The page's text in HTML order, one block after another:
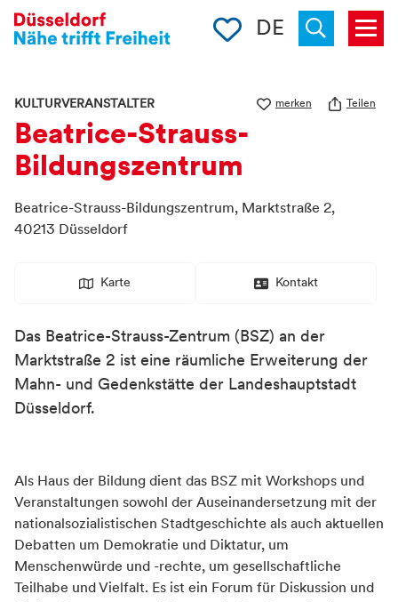
Menü
Merkliste
DE
KULTURVERANSTALTER merken Teilen
Beatrice-Strauss-
Bildungszentrum
Beatrice-Strauss-Bildungszentrum, Marktstraße 2,
40213 Düsseldorf
Karte Kontakt
Das Beatrice-Strauss-Zentrum (BSZ) an der
Marktstraße 2 ist eine räumliche Erweiterung der
Mahn- und Gedenkstätte der Landeshauptstadt
Düsseldorf.
Als Haus der Bildung dient das BSZ mit Workshops und
Veranstaltungen sowohl der Auseinandersetzung mit der
nationalsozialistischen Stadtgeschichte als auch aktuellen
Debatten um Demokratie und Diktatur, um
Menschenwürde und -rechte, um gesellschaftliche
Teilhabe und Vielfalt. Es ist ein Forum für Diskussion und